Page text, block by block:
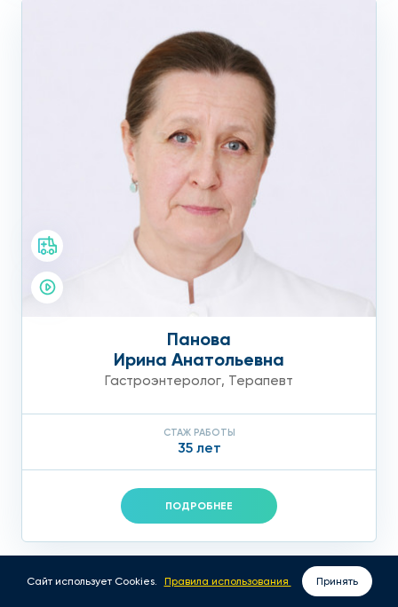
Панова
Ирина Анатольевна
Гастроэнтеролог, Терапевт
СТАЖ РАБОТЫ
35 лет
ПОДРОБНЕЕ
Сайт использует Cookies. Правила использования Принять
ВЫЗОВ ВРАЧА НА ДОМ ЗАПИСАТЬСЯ ОНЛАЙН